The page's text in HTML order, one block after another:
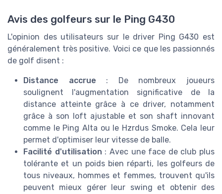
Avis des golfeurs sur le Ping G430
L'opinion des utilisateurs sur le driver Ping G430 est
généralement très positive. Voici ce que les passionnés
de golf disent :
Distance accrue : De nombreux joueurs
soulignent l'augmentation significative de la
distance atteinte grâce à ce driver, notamment
grâce à son loft ajustable et son shaft innovant
comme le Ping Alta ou le Hzrdus Smoke. Cela leur
permet d'optimiser leur vitesse de balle.
Facilité d'utilisation : Avec une face de club plus
tolérante et un poids bien réparti, les golfeurs de
tous niveaux, hommes et femmes, trouvent qu'ils
peuvent mieux gérer leur swing et obtenir des